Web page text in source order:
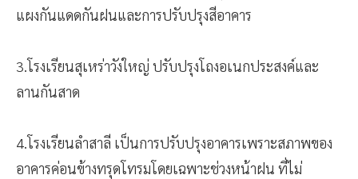
แผงกันแดดกันฝนและการปรับปรุงสีอาคาร
3.โรงเรียนสุเหร่าวังใหญ่ ปรับปรุงโถงอเนกประสงค์และ
ลานกันสาด
4.โรงเรียนลำสาลี เป็นการปรับปรุงอาคารเพราะสภาพของ
อาคารค่อนข้างทรุดโทรมโดยเฉพาะช่วงหน้าฝน ที่ไม่